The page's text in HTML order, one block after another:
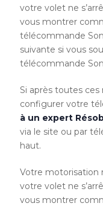
votre volet ne
vous montrer
télécommande
suivante si vous
télécommande
Si après toutes ces
configurer votre
à un expert
via le site ou par
haut.
Votre motorisation
votre volet ne
vous montrer